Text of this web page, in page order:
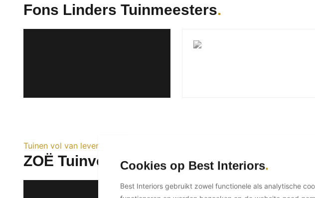
Fons Linders Tuinmeesters
Tuinen vol van leven
ZOË Tuinvormgeving en Projectregie
Cookies op Best Interiors
Best Interiors gebruikt zowel functionele als analytische